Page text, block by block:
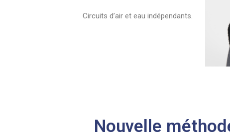
Circuits d’air et eau indépendants.
Nouvelle